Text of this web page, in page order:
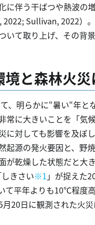
に伴う干ばつや熱波の
2022; Sullivan, 2022
て取り上げ、その背
と森林火災
、明らかに“暑い“年と
常に大きいことを「気
に対しても影響を及ぼ
源の発火要因と、野
が乾燥した状態だと大
きさい※1 」が捉えた
て平年よりも10℃程度
20日に観測された火災